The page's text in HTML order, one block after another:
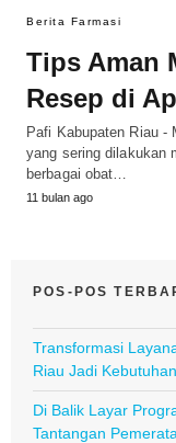
Berita Farmasi
Tips Aman
Resep di
Pafi Kabupaten Riau -
yang sering dilakukan
berbagai obat…
11 bulan ago
POS-POS
Transformasi
Riau Jadi
Di Balik Layar
Tantangan